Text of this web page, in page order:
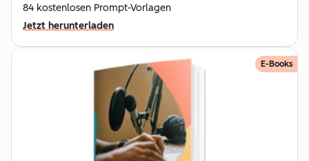
84 kostenlosen Prompt-Vorlagen
Jetzt herunterladen
E-Books